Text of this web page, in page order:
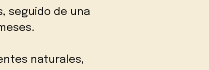
seguido de una
naturales,